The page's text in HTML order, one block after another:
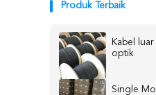
Produk Terbaik
Kabel
optik
Single